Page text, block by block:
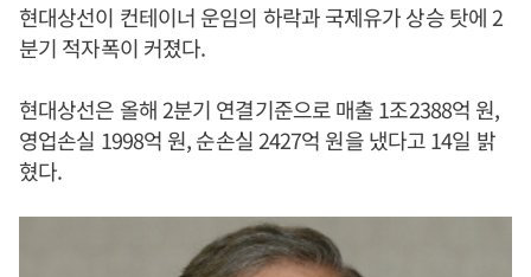
현대상선이 컨테이너 운임의 하락과 국제유가 상승 탓에 2
분기 적자폭이 커졌다.
현대상선은 올해 2분기 연결기준으로 매출 1조2388억 원,
영업손실 1998억 원, 순손실 2427억 원을 냈다고 14일 밝
혔다.